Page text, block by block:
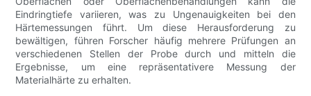
Eindringtiefe variieren, was zu Ungenauigkeiten bei den
Härtemessungen führt. Um diese Herausforderung zu
bewältigen, führen Forscher häufig mehrere Prüfungen an
verschiedenen Stellen der Probe durch und mitteln die
Ergebnisse, um eine repräsentativere Messung der
Materialhärte zu erhalten.